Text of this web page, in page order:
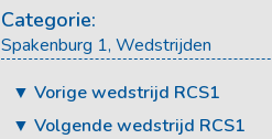
Categorie:
Spakenburg 1, Wedstrijden
▼ Vorige wedstrijd RCS1
▼ Volgende wedstrijd RCS1